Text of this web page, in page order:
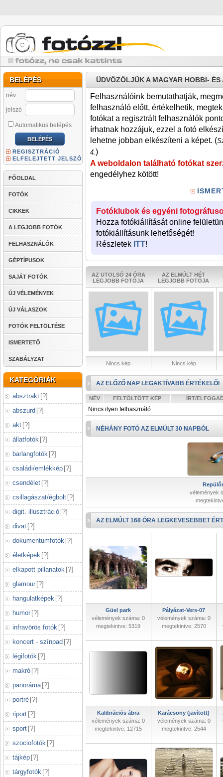
BELÉPÉS
név
jelszó
Automatikus belépés
REGISZTRÁCIÓ
ELFELEJTETT JELSZÓ
FŐOLDAL
FOTÓK
CIKKEK
A LEGJOBB FOTÓK
FELHASZNÁLÓK
GÉPTÍPUSOK
SAJÁT FOTÓK
ÚJ VÉLEMÉNYEK
ÚJ VÁLASZOK
FOTÓK FELTÖLTÉSE
ISMERTETŐ
SZABÁLYZAT
KATEGÓRIÁK
absztrakt [?]
abszurd [?]
akt [?]
állatfotók [?]
barlangfotók [?]
családi/emlékkép [?]
csendélet [?]
csillagászat/égbolt [?]
digit. illusztráció [?]
divat [?]
dokumentumfotók [?]
életképek [?]
elkapott pillanatok [?]
glamour [?]
hangulatképek [?]
humor [?]
infravörös fotók [?]
koncert - színpad [?]
légifotók [?]
makró [?]
panoráma [?]
portré [?]
riport [?]
sport [?]
szociofotók [?]
tájkép [?]
tárgyfotók [?]
ÜDVÖZÖLJÜK A MAGYAR HOBBI-
Felhasználóink bemutathatják,
felhasználó előtt, értékelhetik,
fotókat a regisztrált felhasználók
írhatnak hozzájuk, ezzel a fotó
lehetne jobban elkészíteni a képet. (
4.)
A weboldalon található fotókat
engedélyhez kötött!
Fotóklubok és egyéni
Hozza fotókiállítását online
fotókiállításunk lehetőségét!
Részletek ITT!
AZ UTOLSÓ 24 ÓRA
LEGJOBB FOTÓJA
AZ ELMÚLT HÉT
LEGJOBB FOTÓJA
Nincs kép Nincs kép
AZ ELŐZŐ NAP LEGAKTÍVABB ÉRTÉKELŐI
NÉV FELTÖLTÖTT KÉP ÍRT/
Nincs ilyen felhasználó
NÉHÁNY FOTÓ AZ ELMÚLT 30 NAPBÓL
vélemények
AZ ELMÚLT 168 ÓRA LEGKEVESEBBET
Güel park
vélemények száma: 0
megtekintve: 5319
Pályázat-Vers-07
vélemények száma: 0
megtekintve: 2570
Kalibrációs ábra
vélemények száma: 0
megtekintve: 12715
Karácsony (javított)
vélemények száma: 0
megtekintve: 2544